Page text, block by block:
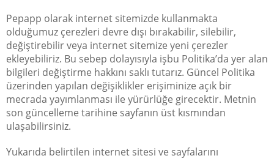
Pepapp olarak internet sitemizde kullanmakta
olduğumuz çerezleri devre dışı bırakabilir, silebilir,
değiştirebilir veya internet sitemize yeni çerezler
ekleyebiliriz. Bu sebep dolayısıyla işbu Politika’da yer alan
bilgileri değiştirme hakkını saklı tutarız. Güncel Politika
üzerinden yapılan değişiklikler erişiminize açık bir
mecrada yayımlanması ile yürürlüğe girecektir. Metnin
son güncelleme tarihine sayfanın üst kısmından
ulaşabilirsiniz.
Yukarıda belirtilen internet sitesi ve sayfalarını